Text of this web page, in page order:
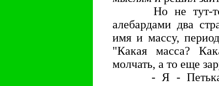
Но не тут-то
алебардами два
имя и массу,
"Какая масса?
молчать, а то еще
- Я - Петька.